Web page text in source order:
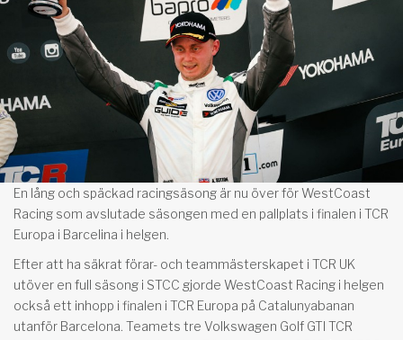
En lång och späckad racingsäsong är nu över för WestCoast
Racing som avslutade säsongen med en pallplats i finalen i TCR
Europa i Barcelina i helgen.
Efter att ha säkrat förar- och teammästerskapet i TCR UK
utöver en full säsong i STCC gjorde WestCoast Racing i helgen
också ett inhopp i finalen i TCR Europa på Catalunyabanan
utanför Barcelona. Teamets tre Volkswagen Golf GTI TCR